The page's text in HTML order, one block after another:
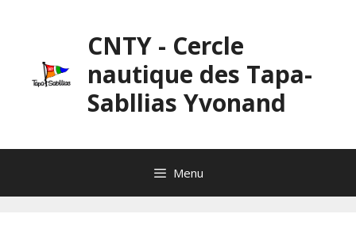
CNTY - Cercle
nautique des Tapa-
Sabllias Yvonand
Menu